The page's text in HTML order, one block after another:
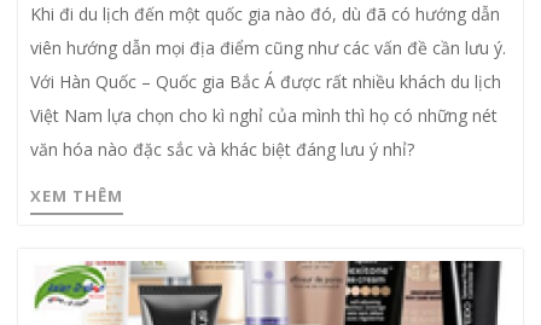
Khi đi du lịch đến một quốc gia nào đó, dù đã có hướng dẫn
viên hướng dẫn mọi địa điểm cũng như các vấn đề cần lưu ý.
Với Hàn Quốc – Quốc gia Bắc Á được rất nhiều khách du lịch
Việt Nam lựa chọn cho kì nghỉ của mình thì họ có những nét
văn hóa nào đặc sắc và khác biệt đáng lưu ý nhỉ?
XEM THÊM